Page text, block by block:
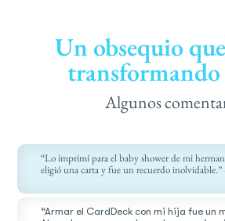
Un obsequio
transformando
Algunos
“Lo imprimí para el baby shower de mi
eligió una carta y fue un recuerdo
“Armar el CardDeck con mi hija fue un